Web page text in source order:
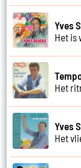
Yves
Het is
Het
Yves
Het